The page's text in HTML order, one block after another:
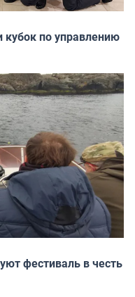
по управлению
фестиваль в честь